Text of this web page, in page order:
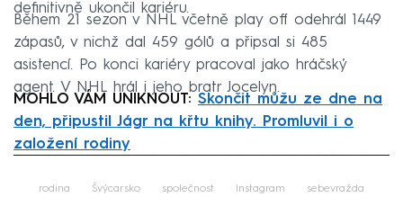
definitivně ukončil kariéru.
Během 21 sezon v NHL včetně play off odehrál 1449
zápasů, v nichž dal 459 gólů a připsal si 485
asistencí. Po konci kariéry pracoval jako hráčský
agent. V NHL hrál i jeho bratr Jocelyn.
MOHLO VÁM UNIKNOUT: Skončit můžu ze dne na
den, připustil Jágr na křtu knihy. Promluvil i o
založení rodiny
rodina Švýcarsko společnost Instagram sebevražda